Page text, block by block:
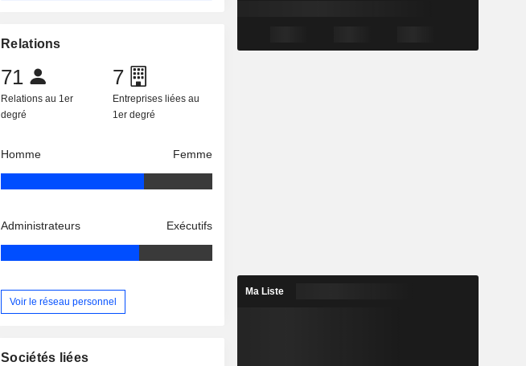
Relations
71
Relations au 1er
degré
7
Entreprises liées au
1er degré
Homme Femme
Administrateurs Exécutifs
Voir le réseau personnel
Sociétés liées
Ma Liste